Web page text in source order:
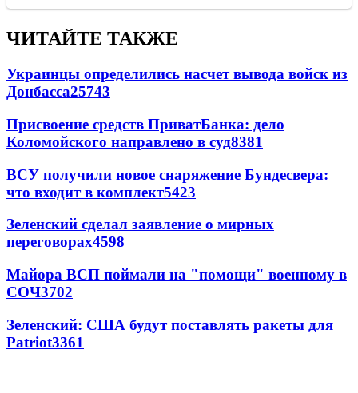
ЧИТАЙТЕ ТАКЖЕ
Украинцы определились насчет вывода войск из
Донбасса25743
Присвоение средств ПриватБанка: дело
Коломойского направлено в суд8381
ВСУ получили новое снаряжение Бундесвера:
что входит в комплект5423
Зеленский сделал заявление о мирных
переговорах4598
Майора ВСП поймали на "помощи" военному в
СОЧ3702
Зеленский: США будут поставлять ракеты для
Patriot3361